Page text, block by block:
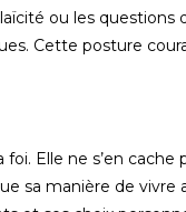
ou les
Cette posture
foi. Elle ne s’en cache
sa manière de vivre